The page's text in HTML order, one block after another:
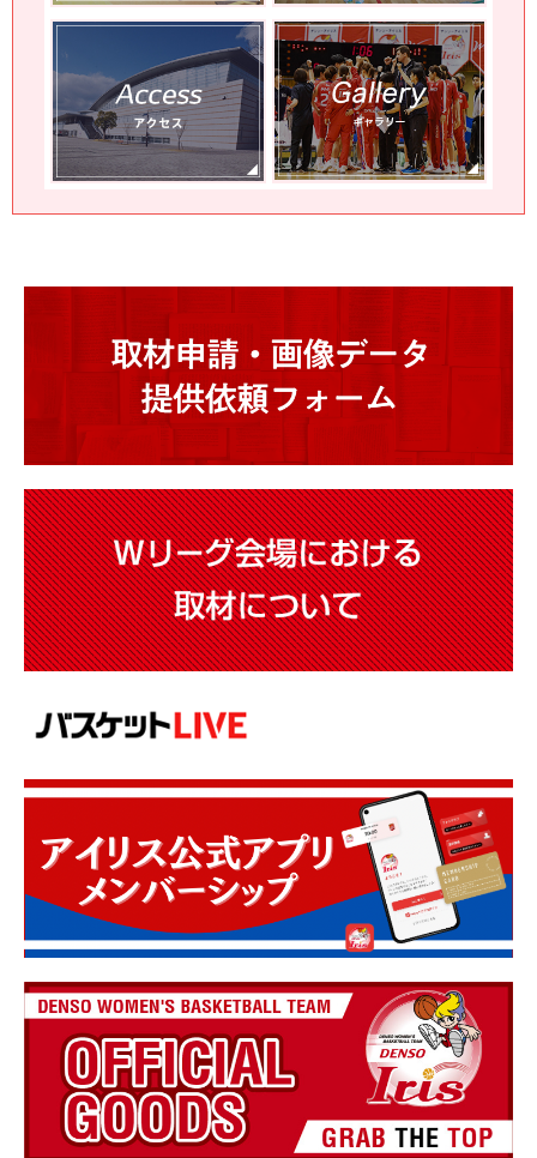
らせ
チーム 2026.06.10
2026年度 バスケットボール女子日本代表チーム
「FIBA 女子バスケットボール ワールドカップ」
第二次強化合宿参加メンバーのお知らせ
2026年度 3X3 バスケットボール女子U21日本代表
チーム 2026.06.01
新加入スタッフのお知らせ
2025‐26シーズン 退団スタッフのお知らせ
チーム 2026.05.31
2025‐26シーズン 退団選手のお知らせ
その他 2026.05.23
『優勝記念グッズ』受注販売のお知らせ